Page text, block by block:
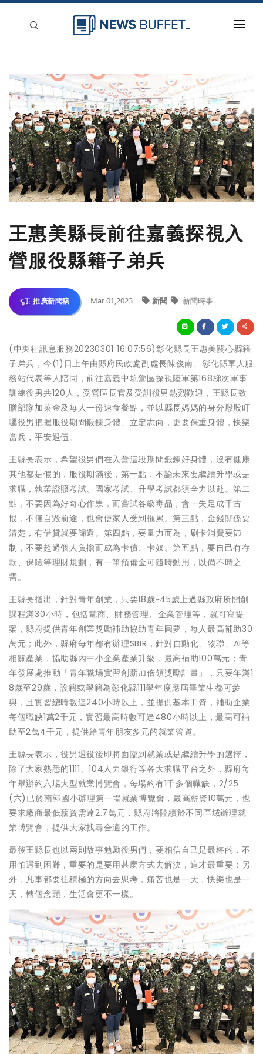
新聞稿分類
登入
刊登
王惠美縣長前往嘉義探視入
營服役縣籍子弟兵
推廣新聞稿 Mar 01,2023 新聞 新聞時事
(中央社訊息服務20230301 16:07:56)彰化縣長王惠美關心縣籍
子弟兵，今(1)日上午由縣府民政處副處長陳俊南、彰化縣軍人服
務站代表等人陪同，前往嘉義中坑營區探視陸軍第168梯次軍事
訓練役男共120人，受營區長官及受訓役男熱烈歡迎，王縣長致
贈部隊加菜金及每人一份速食餐點，並以縣長媽媽的身分殷殷叮
囑役男把握服役期間鍛鍊身體、立定志向，更要保重身體，快樂
當兵，平安退伍。
王縣長表示，希望役男們在入營這段期間鍛鍊好身體，沒有健康
其他都是假的，服役期滿後，第一點，不論未來要繼續升學或是
求職，執業證照考試、國家考試、升學考試都須全力以赴。第二
點，不要因為好奇心作祟，而嘗試各級毒品，會一失足成千古
恨，不僅自毀前途，也會使家人受到拖累。第三點，金錢關係要
清楚，有借貸就要歸還。第四點，要量力而為，刷卡消費要節
制，不要超過個人負擔而成為卡債、卡奴。第五點，要自己有存
款、保險等理財規劃，有一筆預備金可隨時動用，以備不時之
需。
王縣長指出，針對青年創業，只要18歲~45歲上過縣政府所開創
課程滿30小時，包括電商、財務管理、企業管理等，就可寫提
案，縣府提供青年創業獎勵補助協助青年圓夢，每人最高補助30
萬元；此外，縣府每年都有辦理SBIR，針對自動化、物聯、AI等
相關產業，協助縣內中小企業產業升級，最高補助100萬元；青
年發展處推動「青年職場實習創薪加倍領獎勵計畫」，只要年滿1
8歲至29歲，設籍或學籍為彰化縣111學年度應屆畢業生都可參
與，且實習總時數達240小時以上，並提供基本工資，補助企業
每個職缺1萬2千元，實習最高時數可達480小時以上，最高可補
助至2萬4千元，提供給青年朋友多元的就業管道。
王縣長表示，役男退役後即將面臨到就業或是繼續升學的選擇，
除了大家熟悉的1111、104人力銀行等各大求職平台之外，縣府每
年舉辦約六場大型就業博覽會，每場約有1千多個職缺，2/25
(六)已於南郭國小辦理第一場就業博覽會，最高薪資10萬元，也
要求廠商最低薪資需達2.7萬元，縣府將陸續於不同區域辦理就
業博覽會，提供大家找尋合適的工作。
最後王縣長也以兩則故事勉勵役男們，要相信自己是最棒的，不
用怕遇到困難，重要的是要用甚麼方式去解決，這才最重要；另
外，凡事都要往積極的方向去思考，痛苦也是一天，快樂也是一
天，轉個念頭，生活會更不一樣。